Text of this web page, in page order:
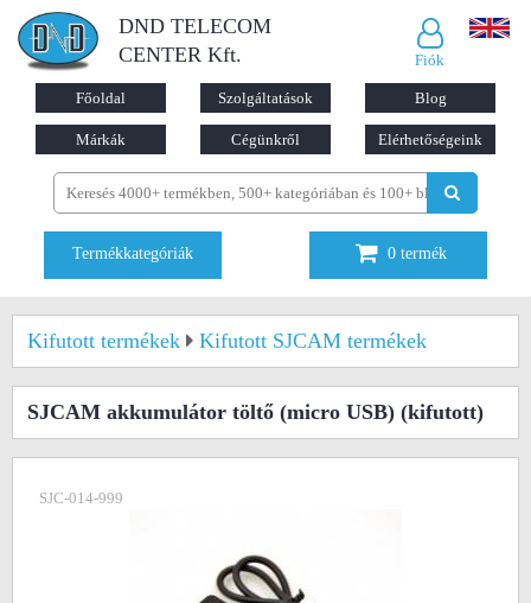
DND TELECOM
CENTER Kft.
Fiók
Főoldal Szolgáltatások Blog
Márkák Cégünkről Elérhetőségeink
Termékkategóriák 0 termék
Kifutott termékek Kifutott SJCAM termékek
SJCAM akkumulátor töltő (micro USB) (kifutott)
SJC-014-999